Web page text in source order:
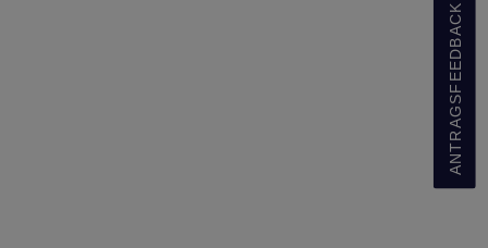
ANTRAGSFEEDBACK